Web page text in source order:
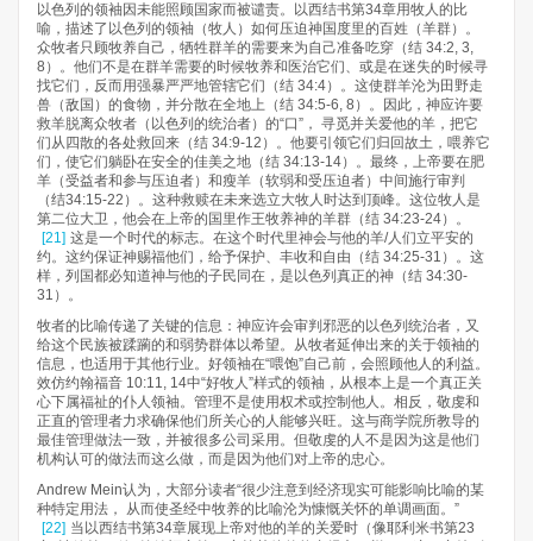
以色列的领袖因未能照顾国家而被谴责。以西结书第34章用牧人的比
喻，描述了以色列的领袖（牧人）如何压迫神国度里的百姓（羊群）。
众牧者只顾牧养自己，牺牲群羊的需要来为自己准备吃穿（结 34:2, 3,
8）。他们不是在群羊需要的时候牧养和医治它们、或是在迷失的时候寻
找它们，反而用强暴严严地管辖它们（结 34:4）。这使群羊沦为田野走
兽（敌国）的食物，并分散在全地上（结 34:5-6, 8）。因此，神应许要
救羊脱离众牧者（以色列的统治者）的“口”， 寻觅并关爱他的羊，把它
们从四散的各处救回来（结 34:9-12）。他要引领它们归回故土，喂养它
们，使它们躺卧在安全的佳美之地（结 34:13-14）。最终，上帝要在肥
羊（受益者和参与压迫者）和瘦羊（软弱和受压迫者）中间施行审判
（结34:15-22）。这种救赎在未来选立大牧人时达到顶峰。这位牧人是
第二位大卫，他会在上帝的国里作王牧养神的羊群（结 34:23-24）。
[21] 这是一个时代的标志。在这个时代里神会与他的羊/人们立平安的
约。这约保证神赐福他们，给予保护、丰收和自由（结 34:25-31）。这
样，列国都必知道神与他的子民同在，是以色列真正的神（结 34:30-
31）。
牧者的比喻传递了关键的信息：神应许会审判邪恶的以色列统治者，又
给这个民族被蹂躏的和弱势群体以希望。从牧者延伸出来的关于领袖的
信息，也适用于其他行业。好领袖在“喂饱”自己前，会照顾他人的利益。
效仿约翰福音 10:11, 14中“好牧人”样式的领袖，从根本上是一个真正关
心下属福祉的仆人领袖。管理不是使用权术或控制他人。相反，敬虔和
正直的管理者力求确保他们所关心的人能够兴旺。这与商学院所教导的
最佳管理做法一致，并被很多公司采用。但敬虔的人不是因为这是他们
机构认可的做法而这么做，而是因为他们对上帝的忠心。
Andrew Mein认为，大部分读者“很少注意到经济现实可能影响比喻的某
种特定用法， 从而使圣经中牧养的比喻沦为慷慨关怀的单调画面。”
[22] 当以西结书第34章展现上帝对他的羊的关爱时（像耶利米书第23